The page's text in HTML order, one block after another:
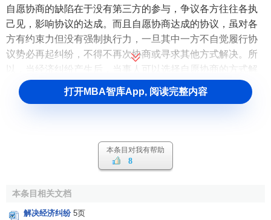
自愿协商的缺陷在于没有第三方的参与，争议各方往往各执
己见，影响协议的达成。而且自愿协商达成的协议，虽对各
方有约束力但没有强制执行力，一旦其中一方不自觉履行协
议势必再起纠纷，不得不再次协商或寻求其他方式解决。所
以，当经济纠纷产生后，当事人可以选择自愿协商的方式解
决，但如果自愿协商的条件不具备或者经自愿协商达不成协
议，那么就应当采取其他的方式解决纠纷，以维护当事人自
调解解决是指当事人各方在自愿的基础上选择第三人从
解决纠纷的协议，从而解决纠纷，化解矛盾。调解的优点在
于有第三方从中调解、劝说，可以帮助当事人分清是非、
打开MBA智库App, 阅读完整内容
本条目对我有帮助
8
本条目相关文档
解决经济纠纷 5页